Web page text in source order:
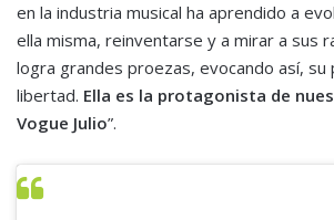
en la industria musical ha aprendido a
ella misma, reinventarse y a mirar a sus
logra grandes proezas, evocando así, su
libertad. Ella es la protagonista de
Vogue Julio”.